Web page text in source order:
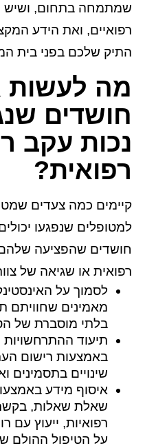
שמתמחה בתחום, ושיש
רפואיים, ואת הידע
התיק שלכם בפני בית
מה
חושדים
נכות עקב
רפואית?
קיימים כמה צעדים
למטופלים שנפגעו
חושדים שהפציעה
רפואית או שגיאה של
לסמוך על
מאמינים שחוויתם
בלתי מוסברת של
תיעוד ההתרחשויות
באמצעות רישום
שינויים בתסמינים
איסוף מידע
שאלת שאלות,
רפואיות, ייעוץ
על הטיפול ההולם